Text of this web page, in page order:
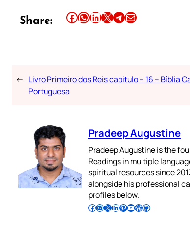
Share: Share this article on Facebook Share this article on WhatsApp Share this article on LinkedIn Share this article on X Share this article on TelegramEmail this Article
← Livro Primeiro dos Reis capitulo – 16 – Bíblia
Portuguesa
Pradeep Augustine
Pradeep Augustine is the
Readings in multiple
spiritual resources since
alongside his professional
profiles below.
Follow Pradeep on Facebook Follow Pradeep on InstagramFollow Pradeep on X Follow Pradeep on LinkedIn Follow Pradeep on Pinterest Subscribe to Pradeep’s Youtube Channel Follow Pradeep on WordPress Follow Pradeep on GitHub